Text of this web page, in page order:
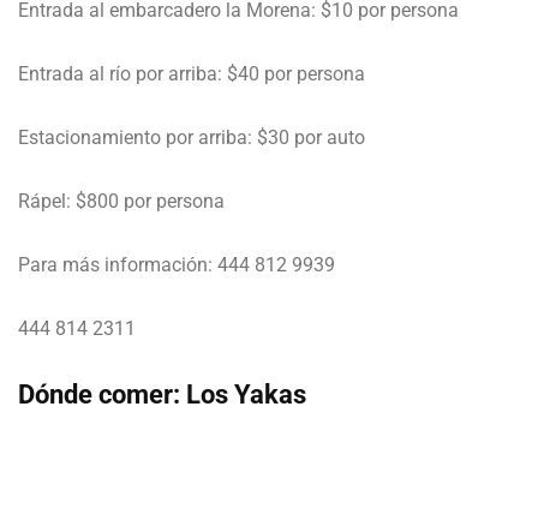
Entrada al embarcadero la Morena: $10 por persona
Entrada al río por arriba: $40 por persona
Estacionamiento por arriba: $30 por auto
Rápel: $800 por persona
Para más información: 444 812 9939
444 814 2311
Dónde comer: Los Yakas